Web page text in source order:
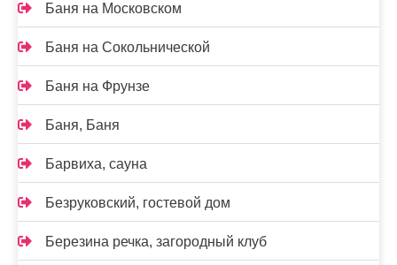
Баня на Московском
Баня на Сокольнической
Баня на Фрунзе
Баня, Баня
Барвиха, сауна
Безруковский, гостевой дом
Березина речка, загородный клуб